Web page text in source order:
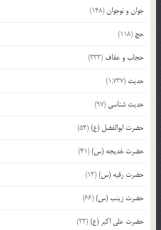
جوان و نوجوان(148)
حج (118)
حجاب و عفاف (333)
حدیث (1,737)
حدیث شناسی (97)
حضرت ابوالفضل (ع)(54)
حضرت خدیجه (س)(41)
حضرت رقیه (س)(13)
حضرت زینب (س)(66)
حضرت علی اکبر (ع)(23)